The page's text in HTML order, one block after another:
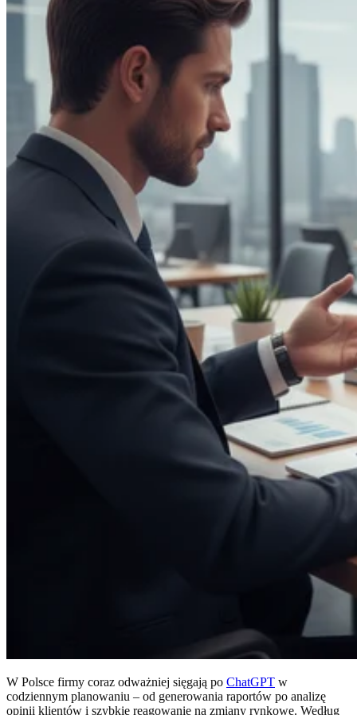
W Polsce firmy coraz odważniej sięgają po ChatGPT w
codziennym planowaniu – od generowania raportów po analizę
opinii klientów i szybkie reagowanie na zmiany rynkowe. Według